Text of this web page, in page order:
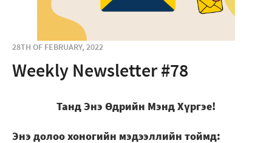
28TH OF FEBRUARY, 2022
Weekly Newsletter #78
Танд Энэ Өдрийн Мэнд Хүргэе!
Энэ долоо хоногийн мэдээллийн тоймд: